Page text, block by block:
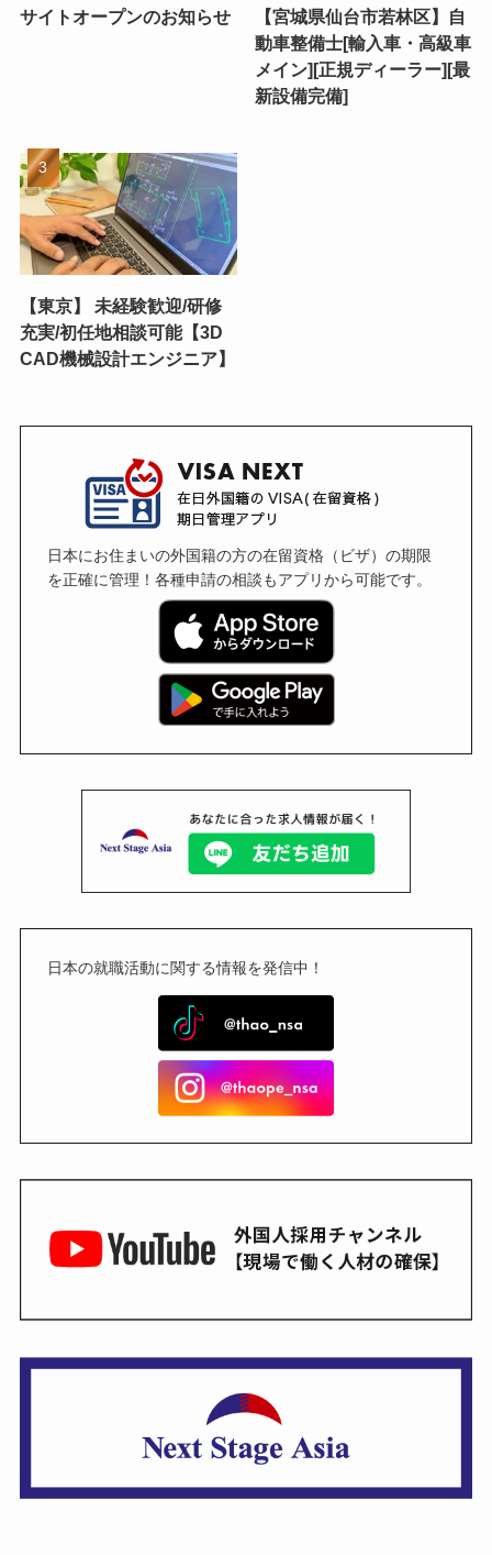
サイトオープンのお知らせ
【宮城県仙台市若林区】自
動車整備士[輸入車・高級車
メイン][正規ディーラー][最
新設備完備]
【東京】 未経験歓迎/研修
充実/初任地相談可能【3D
CAD機械設計エンジニア】
日本にお住まいの外国籍の方の在留資格（ビザ）の期限
を正確に管理！各種申請の相談もアプリから可能です。
日本の就職活動に関する情報を発信中！